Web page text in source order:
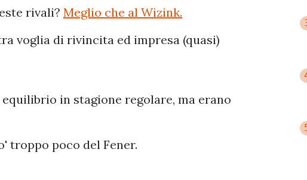
rivali? Meglio che al Wizink.
voglia di rivincita ed impresa (quasi)
equilibrio in stagione regolare, ma erano
troppo poco del Fener.